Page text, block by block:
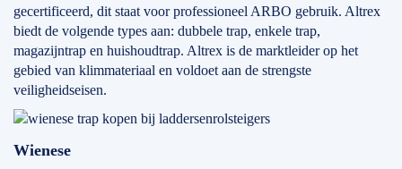
gecertificeerd, dit staat voor professioneel ARBO gebruik. Altrex
biedt de volgende types aan: dubbele trap, enkele trap,
magazijntrap en huishoudtrap. Altrex is de marktleider op het
gebied van klimmateriaal en voldoet aan de strengste
veiligheidseisen.
Wienese